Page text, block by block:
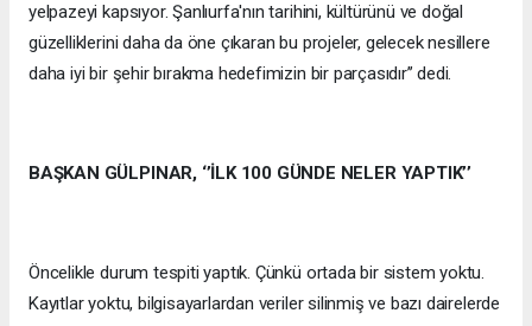
yelpazeyi kapsıyor. Şanlıurfa'nın tarihini, kültürünü ve doğal
güzelliklerini daha da öne çıkaran bu projeler, gelecek nesillere
daha iyi bir şehir bırakma hedefimizin bir parçasıdır’’ dedi.
BAŞKAN GÜLPINAR, ‘’İLK 100 GÜNDE NELER YAPTIK’’
Öncelikle durum tespiti yaptık. Çünkü ortada bir sistem yoktu.
Kayıtlar yoktu, bilgisayarlardan veriler silinmiş ve bazı dairelerde